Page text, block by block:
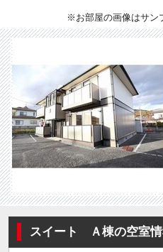
※お部屋の画像はサン
スイート Ａ棟の空室